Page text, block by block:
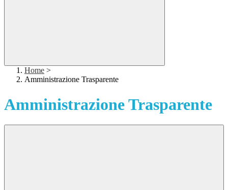
Home >
Amministrazione Trasparente
Amministrazione Trasparente